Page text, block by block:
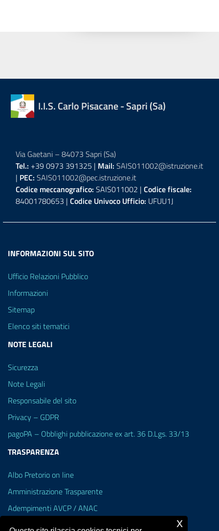
I.I.S. Carlo Pisacane - Sapri (Sa)
Via Gaetani – 84073 Sapri (Sa)
Tel.: +39 0973 391325 | Mail: SAIS011002@istruzione.it
| PEC: SAIS011002@pec.istruzione.it
Codice meccanografico: SAIS011002 | Codice fiscale:
84001780653 | Codice Univoco Ufficio: UFUU1J
INFORMAZIONI SUL SITO
Ufficio Relazioni Pubblico
Informazioni
Sitemap
Elenco siti tematici
NOTE LEGALI
Sicurezza
Note Legali
Responsabile del sito
Privacy – GDPR
pagoPA – Obblighi pubblicazione ex art. 36 D.Lgs. 33/13
TRASPARENZA
Albo Pretorio on line
Amministrazione Trasparente
Adempimenti AVCP / ANAC
x